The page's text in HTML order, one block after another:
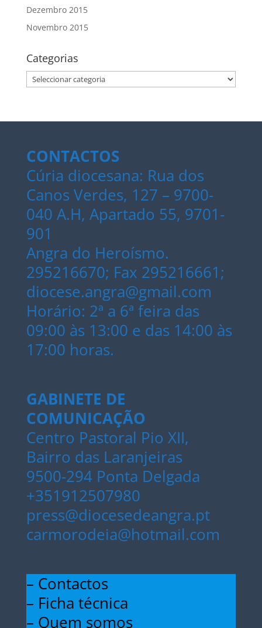
Dezembro 2015
Novembro 2015
Categorias
Categorias
CONTACTOS
Cúria diocesana: Rua dos
Canos Verdes, 127 – 9700-
040 A.H, Apartado 55, 9701-
901
Angra do Heroísmo.
295216670; Fax 295216661;
diocese.angra@gmail.com
Horário: 2ª a 6ª feira das
09:00 às 13:00 e das 14:00 às
17:00 horas.
GABINETE DE
COMUNICAÇÃO
Centro Pastoral Pio XII,
Bairro das Laranjeiras
9500-294 Ponta Delgada
+351912507980
press@diocesedeangra.pt
carmorodeia@hotmail.com
– Contactos
– Ficha técnica
– Quem somos